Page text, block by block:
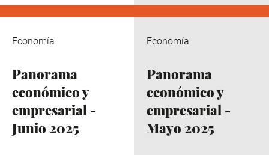
Economía
Panorama
económico y
empresarial -
Junio 2025
Economía
Panorama
económico y
empresarial -
Mayo 2025